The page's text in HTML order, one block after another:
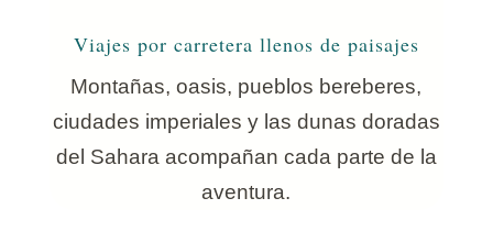
Viajes por carretera llenos de paisajes
Montañas, oasis, pueblos bereberes,
ciudades imperiales y las dunas doradas
del Sahara acompañan cada parte de la
aventura.